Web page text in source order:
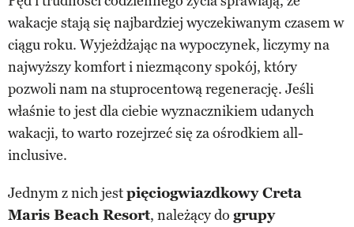
wakacje stają się najbardziej wyczekiwanym czasem w
ciągu roku. Wyjeżdżając na wypoczynek, liczymy na
najwyższy komfort i niezmącony spokój, który
pozwoli nam na stuprocentową regenerację. Jeśli
właśnie to jest dla ciebie wyznacznikiem udanych
wakacji, to warto rozejrzeć się za ośrodkiem all-
inclusive.
Jednym z nich jestpięciogwiazdkowy Creta
Maris Beach Resort, należący do grupy